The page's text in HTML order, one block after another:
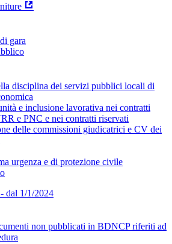
gara
disciplina dei servizi pubblici locali di
e inclusione lavorativa nei contratti
e PNC e nei contratti riservati
delle commissioni giudicatrici e CV dei
urgenza e di protezione civile
dal 1/1/2024
non pubblicati in BDNCP riferiti ad